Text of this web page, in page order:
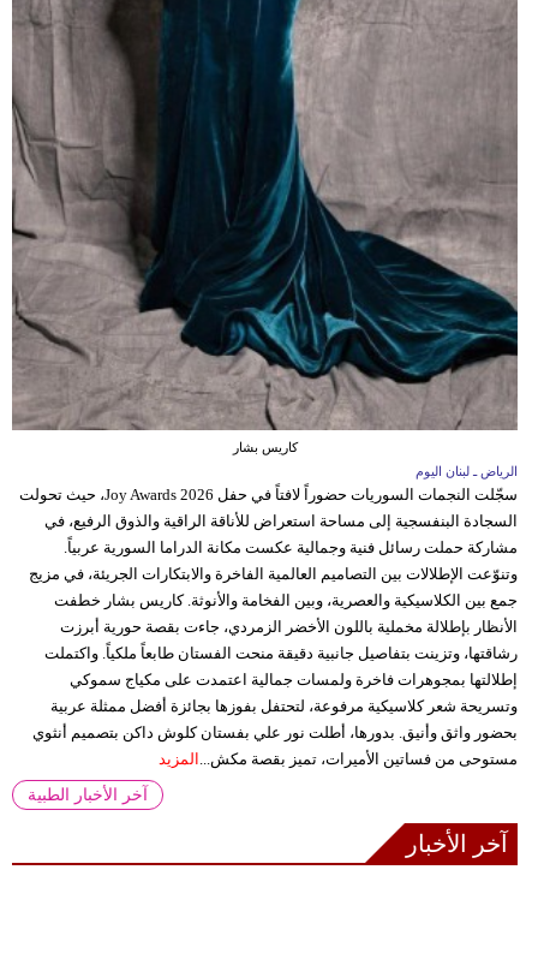
كاريس بشار
الرياض ـ لبنان اليوم
سجّلت النجمات السوريات حضوراً لافتاً في حفل Joy Awards 2026، حيث تحولت
السجادة البنفسجية إلى مساحة استعراض للأناقة الراقية والذوق الرفيع، في
مشاركة حملت رسائل فنية وجمالية عكست مكانة الدراما السورية عربياً.
وتنوّعت الإطلالات بين التصاميم العالمية الفاخرة والابتكارات الجريئة، في مزيج
جمع بين الكلاسيكية والعصرية، وبين الفخامة والأنوثة. كاريس بشار خطفت
الأنظار بإطلالة مخملية باللون الأخضر الزمردي، جاءت بقصة حورية أبرزت
رشاقتها، وتزينت بتفاصيل جانبية دقيقة منحت الفستان طابعاً ملكياً. واكتملت
إطلالتها بمجوهرات فاخرة ولمسات جمالية اعتمدت على مكياج سموكي
وتسريحة شعر كلاسيكية مرفوعة، لتحتفل بفوزها بجائزة أفضل ممثلة عربية
بحضور واثق وأنيق. بدورها، أطلت نور علي بفستان كلوش داكن بتصميم أنثوي
مستوحى من فساتين الأميرات، تميز بقصة مكش...
المزيد
آخر الأخبار الطبية
آخر الأخبار